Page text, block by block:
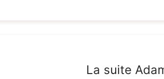
La suite